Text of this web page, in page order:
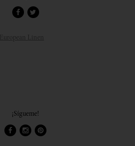
European Linen
¡Sígueme!